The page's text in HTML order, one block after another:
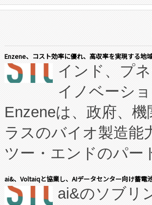
Enzene、コスト効率に優れ、高収率を実現する地
インド、プ
イノベーシ
Enzeneは、政府、
ラスのバイオ製造能
ツー・エンドのパ
表しました。 同社
manufacturing™
ai&、Voltaiqと協業し、AIデータセンター向け蓄電
ai&のソブリ